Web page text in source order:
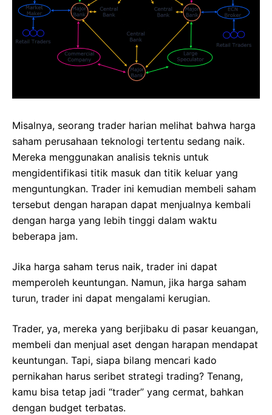
Misalnya, seorang trader harian melihat bahwa harga
saham perusahaan teknologi tertentu sedang naik.
Mereka menggunakan analisis teknis untuk
mengidentifikasi titik masuk dan titik keluar yang
menguntungkan. Trader ini kemudian membeli saham
tersebut dengan harapan dapat menjualnya kembali
dengan harga yang lebih tinggi dalam waktu
beberapa jam.
Jika harga saham terus naik, trader ini dapat
memperoleh keuntungan. Namun, jika harga saham
turun, trader ini dapat mengalami kerugian.
Trader, ya, mereka yang berjibaku di pasar keuangan,
membeli dan menjual aset dengan harapan mendapat
keuntungan. Tapi, siapa bilang mencari kado
pernikahan harus seribet strategi trading? Tenang,
kamu bisa tetap jadi “trader” yang cermat, bahkan
dengan budget terbatas.